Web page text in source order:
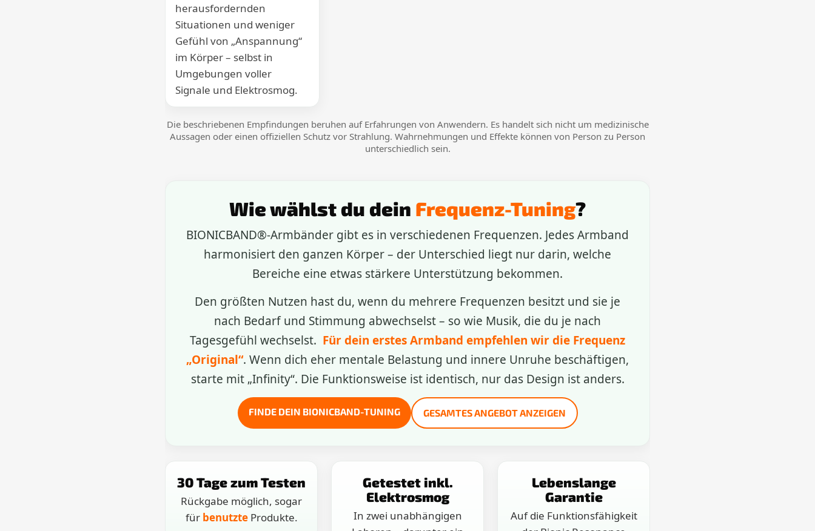
herausfordernden
Situationen und weniger
Gefühl von „Anspannung“
im Körper – selbst in
Umgebungen voller
Signale und Elektrosmog.
Die beschriebenen Empfindungen beruhen auf Erfahrungen von Anwendern. Es handelt sich nicht um medizinische
Aussagen oder einen offiziellen Schutz vor Strahlung. Wahrnehmungen und Effekte können von Person zu Person
unterschiedlich sein.
Wie wählst du dein Frequenz-Tuning?
BIONICBAND®-Armbänder gibt es in verschiedenen Frequenzen. Jedes Armband
harmonisiert den ganzen Körper – der Unterschied liegt nur darin, welche
Bereiche eine etwas stärkere Unterstützung bekommen.
Den größten Nutzen hast du, wenn du mehrere Frequenzen besitzt und sie je
nach Bedarf und Stimmung abwechselst – so wie Musik, die du je nach
Tagesgefühl wechselst. Für dein erstes Armband empfehlen wir die Frequenz
„Original“. Wenn dich eher mentale Belastung und innere Unruhe beschäftigen,
starte mit „Infinity“. Die Funktionsweise ist identisch, nur das Design ist anders.
FINDE DEIN BIONICBAND-TUNING GESAMTES ANGEBOT ANZEIGEN
30 Tage zum Testen
Rückgabe möglich, sogar
für benutzteProdukte.
Getestet inkl.
Elektrosmog
In zwei unabhängigen
Lebenslange
Garantie
Auf die Funktionsfähigkeit